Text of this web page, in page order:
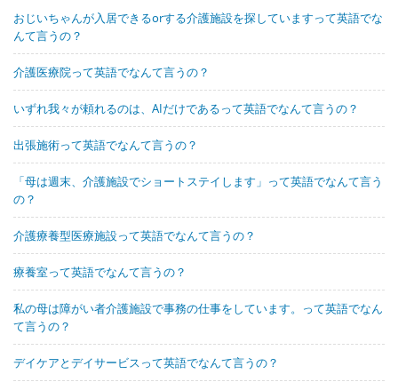
おじいちゃんが入居できるorする介護施設を探していますって英語でな
んて言うの？
介護医療院って英語でなんて言うの？
いずれ我々が頼れるのは、AIだけであるって英語でなんて言うの？
出張施術って英語でなんて言うの？
「母は週末、介護施設でショートステイします」って英語でなんて言う
の？
介護療養型医療施設って英語でなんて言うの？
療養室って英語でなんて言うの？
私の母は障がい者介護施設で事務の仕事をしています。って英語でなん
て言うの？
デイケアとデイサービスって英語でなんて言うの？